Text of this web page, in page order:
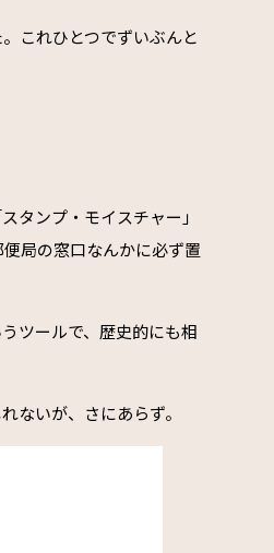
これひとつでずいぶんと
タンプ・モイスチャー」
局の窓口なんかに必ず置
ツールで、歴史的にも相
ないが、さにあらず。